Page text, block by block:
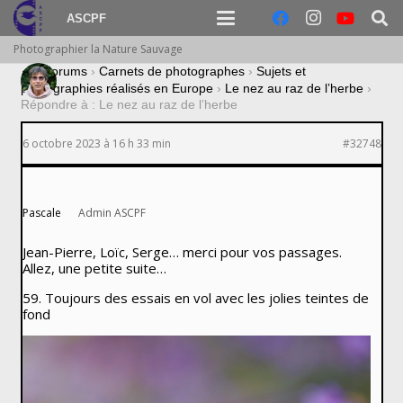
ASCPF
Photographier la Nature Sauvage
› Forums › Carnets de photographes › Sujets et
photographies réalisés en Europe › Le nez au raz de l’herbe ›
Répondre à : Le nez au raz de l’herbe
6 octobre 2023 à 16 h 33 min #32748
Pascale Admin ASCPF
Jean-Pierre, Loïc, Serge… merci pour vos passages.
Allez, une petite suite…
59. Toujours des essais en vol avec les jolies teintes de
fond